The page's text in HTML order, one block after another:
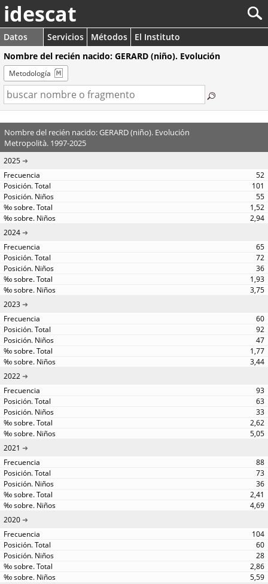
idescat
Datos Servicios Métodos
El Instituto
Nombre del recién nacido: GERARD (niño). Evolución
Metodología
Nombre del recién nacido: GERARD (niño). Evolución
Metropolità. 1997-2025
2025
52
101
55
1,52
2,94
2024
65
72
36
1,93
3,75
2023
60
92
47
1,77
3,44
2022
93
63
33
2,62
5,05
2021
88
73
36
2,41
4,69
2020
104
60
28
2,86
5,59